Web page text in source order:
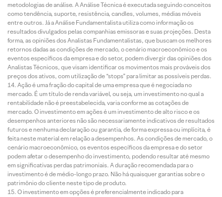
metodologias de análise. A Análise Técnica é executada seguindo conceitos
como tendência, suporte, resistência, candles, volumes, médias móveis
entre outros. Já a Análise Fundamentalista utiliza como informação os
resultados divulgados pelas companhias emissoras e suas projeções. Desta
forma, as opiniões dos Analistas Fundamentalistas, que buscam os melhores
retornos dadas as condições de mercado, o cenário macroeconômico e os
eventos específicos da empresa e do setor, podem divergir das opiniões dos
Analistas Técnicos, que visam identificar os movimentos mais prováveis dos
preços dos ativos, com utilização de “stops” para limitar as possíveis perdas.
Ação é uma fração do capital de uma empresa que é negociada no
mercado. É um título de renda variável, ou seja, um investimento no qual a
rentabilidade não é preestabelecida, varia conforme as cotações de
mercado. O investimento em ações é um investimento de alto risco e os
desempenhos anteriores não são necessariamente indicativos de resultados
futuros e nenhuma declaração ou garantia, de forma expressa ou implícita, é
feita neste material em relação a desempenhos. As condições de mercado, o
cenário macroeconômico, os eventos específicos da empresa e do setor
podem afetar o desempenho do investimento, podendo resultar até mesmo
em significativas perdas patrimoniais. A duração recomendada para o
investimento é de médio-longo prazo. Não há quaisquer garantias sobre o
patrimônio do cliente neste tipo de produto.
O investimento em opções é preferencialmente indicado para